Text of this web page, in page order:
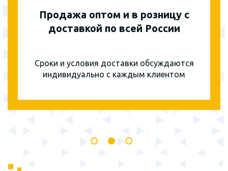
Продажа оптом и в розницу с
доставкой по всей России
Сроки и условия доставки обсуждаются
индивидуально с каждым клиентом